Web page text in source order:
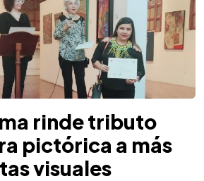
rinde tributo
pictórica a más
visuales